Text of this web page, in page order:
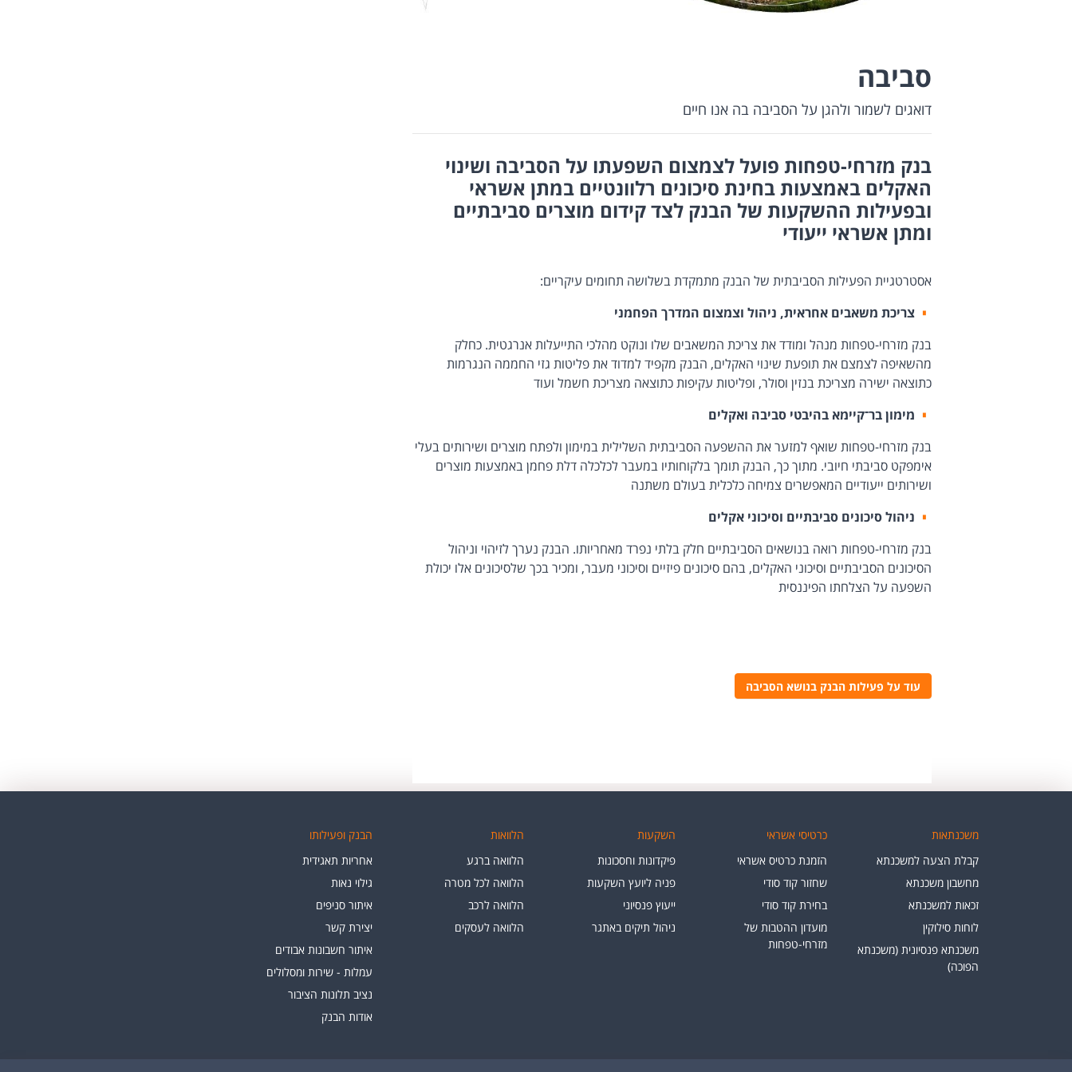
סביבה
דואגים לשמור ולהגן על הסביבה בה אנו חיים
בנק מזרחי-טפחות פועל לצמצום השפעתו על הסביבה ושינוי
האקלים באמצעות בחינת סיכונים רלוונטיים במתן אשראי
ובפעילות ההשקעות של הבנק לצד קידום מוצרים סביבתיים
ומתן אשראי ייעודי
אסטרטגיית הפעילות הסביבתית של הבנק מתמקדת בשלושה תחומים עיקריים:
צריכת משאבים אחראית, ניהול וצמצום המדרך הפחמני
בנק מזרחי-טפחות מנהל ומודד את צריכת המשאבים שלו ונוקט מהלכי התייעלות אנרגטית. כחלק
מהשאיפה לצמצם את תופעת שינוי האקלים, הבנק מקפיד למדוד את פליטות גזי החממה הנגרמות
כתוצאה ישירה מצריכת בנזין וסולר, ופליטות עקיפות כתוצאה מצריכת חשמל ועוד
מימון בר־קיימא בהיבטי סביבה ואקלים
בנק מזרחי-טפחות שואף למזער את ההשפעה הסביבתית השלילית במימון ולפתח מוצרים ושירותים בעלי
אימפקט סביבתי חיובי. מתוך כך, הבנק תומך בלקוחותיו במעבר לכלכלה דלת פחמן באמצעות מוצרים
ושירותים ייעודיים המאפשרים צמיחה כלכלית בעולם משתנה
ניהול סיכונים סביבתיים וסיכוני אקלים
בנק מזרחי-טפחות רואה בנושאים הסביבתיים חלק בלתי נפרד מאחריותו. הבנק נערך לזיהוי וניהול
הסיכונים הסביבתיים וסיכוני האקלים, בהם סיכונים פיזיים וסיכוני מעבר, ומכיר בכך שלסיכונים אלו יכולת
השפעה על הצלחתו הפיננסית
עוד על פעילות הבנק בנושא הסביבה
משכנתאות
קבלת הצעה למשכנתא
מחשבון משכנתא
זכאות למשכנתא
לוחות סילוקין
משכנתא פנסיונית (משכנתא
הפוכה)
כרטיסי אשראי
הזמנת כרטיס אשראי
שחזור קוד סודי
בחירת קוד סודי
מועדון ההטבות של
מזרחי-טפחות
השקעות
פיקדונות וחסכונות
פניה ליועץ השקעות
ייעוץ פנסיוני
ניהול תיקים באתגר
הלוואות
הלוואה ברגע
הלוואה לכל מטרה
הלוואה לרכב
הלוואה לעסקים
הבנק ופעילותו
אחריות תאגידית
גילוי נאות
איתור סניפים
יצירת קשר
איתור חשבונות אבודים
עמלות - שירות ומסלולים
נציב תלונות הציבור
אודות הבנק